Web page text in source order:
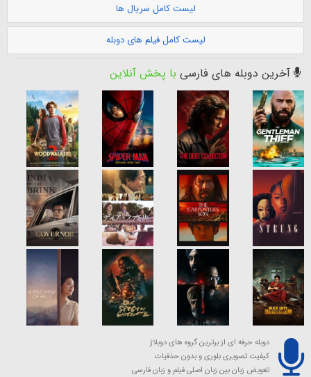
لیست کامل سریال ها
لیست کامل فیلم های دوبله
آخرین دوبله های فارسی با پخش آنلاین
دوبله حرفه ای از برترین گروه های دوبلاژ
کیفیت تصویری بلوری و بدون حذفیات
تعویض زبان بین زبان اصلی فیلم و زبان فارسی